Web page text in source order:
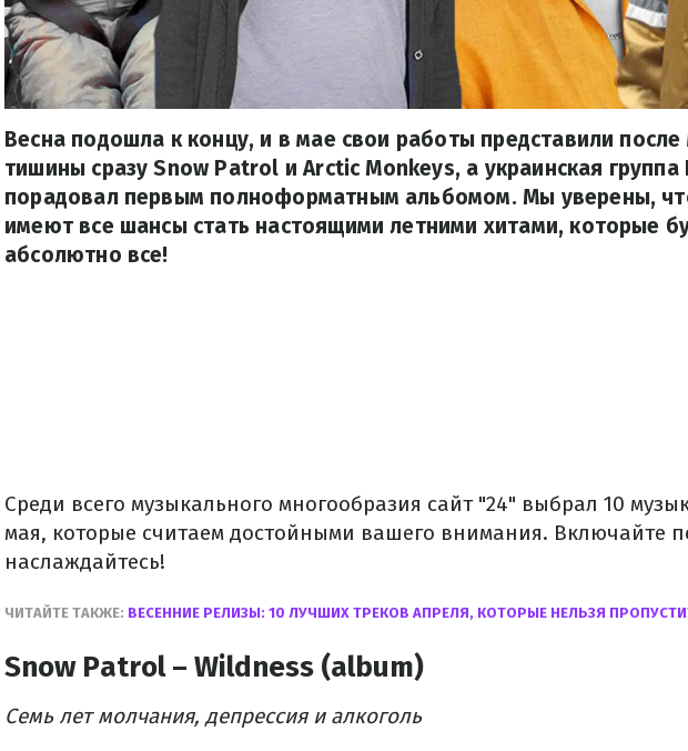
Весна подошла к концу, и в мае свои работы представили после
тишины сразу Snow Patrol и Arctic Monkeys, а украинская
порадовал первым полноформатным альбомом. Мы уверены,
имеют все шансы стать настоящими летними хитами, которые
абсолютно все!
Среди всего музыкального многообразия сайт "24" выбрал 10
мая, которые считаем достойными вашего внимания. Включайте
наслаждайтесь!
ЧИТАЙТЕ ТАКЖЕ: ВЕСЕННИЕ РЕЛИЗЫ: 10 ЛУЧШИХ ТРЕКОВ АПРЕЛЯ, КОТОРЫЕ НЕЛЬЗЯ
Snow Patrol – Wildness (album)
Семь лет молчания, депрессия и алкоголь